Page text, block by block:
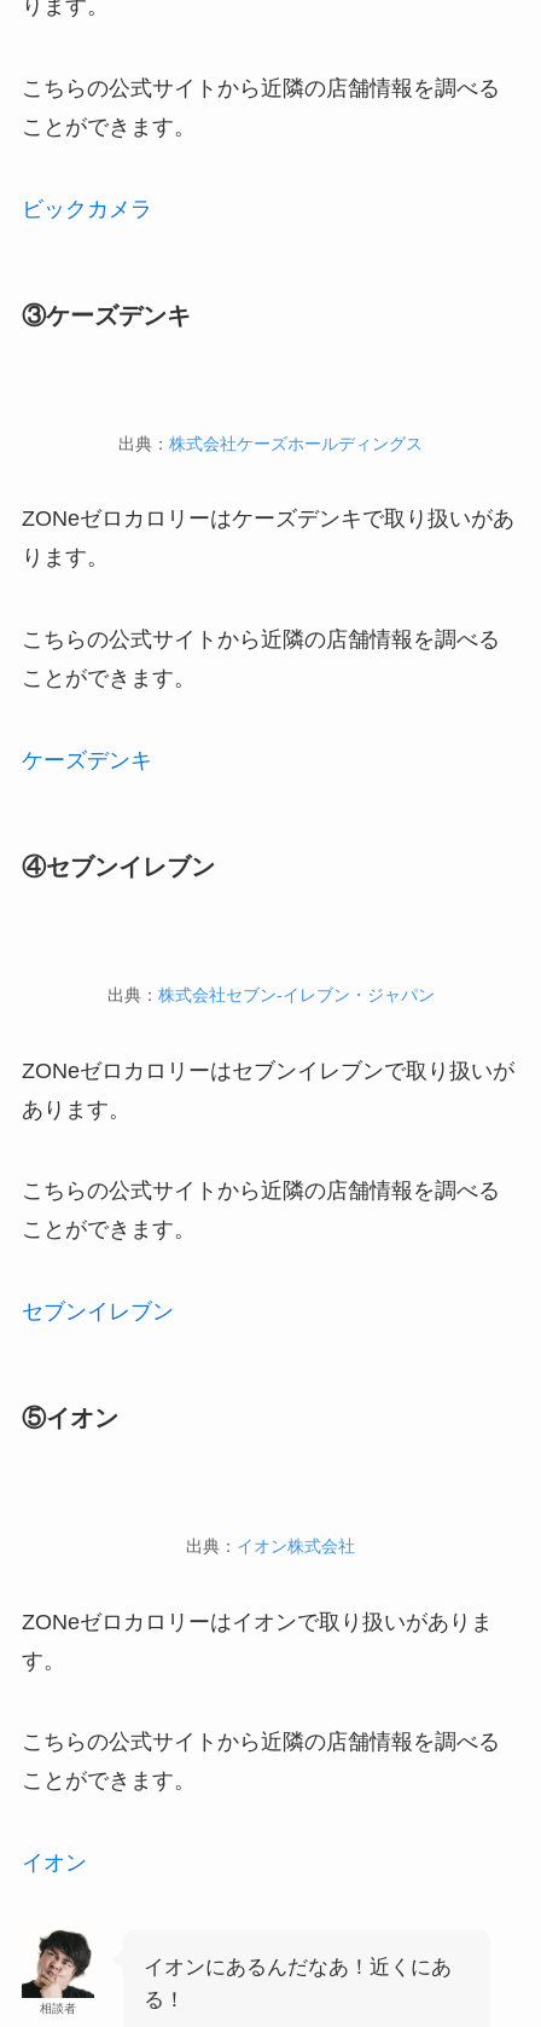
ります。
こちらの公式サイトから近隣の店舗情報を調べる
ことができます。
ビックカメラ
③ケーズデンキ
出典： 株式会社ケーズホールディングス
ZONeゼロカロリーはケーズデンキで取り扱いがあ
ります。
こちらの公式サイトから近隣の店舗情報を調べる
ことができます。
ケーズデンキ
④セブンイレブン
出典： 株式会社セブン‐イレブン・ジャパン
ZONeゼロカロリーはセブンイレブンで取り扱いが
あります。
こちらの公式サイトから近隣の店舗情報を調べる
ことができます。
セブンイレブン
⑤イオン
出典： イオン株式会社
ZONeゼロカロリーはイオンで取り扱いがありま
す。
こちらの公式サイトから近隣の店舗情報を調べる
ことができます。
イオン
相談者
イオンにあるんだなあ！近くにあ
る！